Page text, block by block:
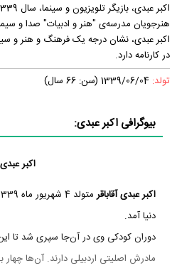
هنرجویان مدرسه‌ی "هنر و ادبیات" صدا و
اکبر عبدی، نشان درجه یک فرهنگ و هنر و
در کارنامه دارد.
تولد:
بیوگرافی اکبر عبدی:
اکبر عبدی
اکبر عبدیآقاباقر
دنیا آمد.
دوران کودکی وی در آن‌جا سپری شد تا
مادرش اصلیتی اردبیلی دارند. آن‌ها چهار